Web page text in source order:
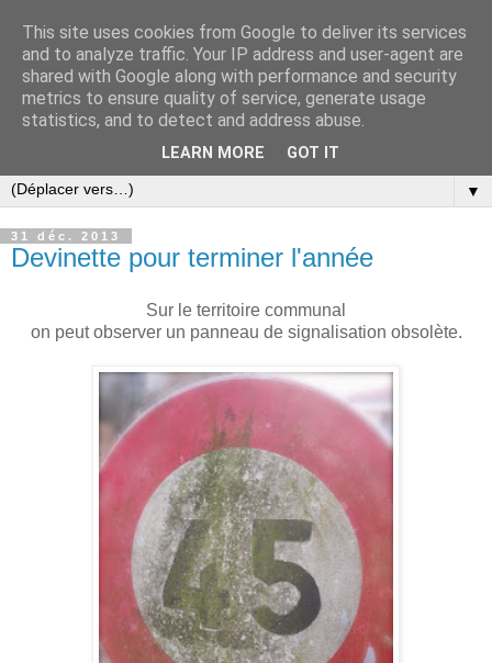
▼
31 déc. 2013
Devinette pour terminer l'année
Sur le territoire communal
on peut observer un panneau de signalisation obsolète.
This site uses cookies from Google to deliver its services
and to analyze traffic. Your IP address and user-agent are
shared with Google along with performance and security
metrics to ensure quality of service, generate usage
statistics, and to detect and address abuse.
LEARN MORE GOT IT